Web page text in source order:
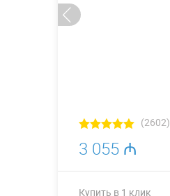
(2602)
3 055 ₼
Купить в 1 клик